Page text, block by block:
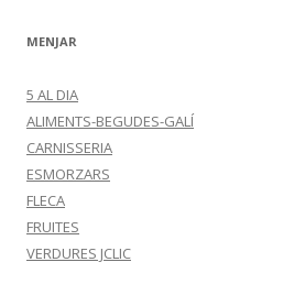
MENJAR
5 AL DIA
ALIMENTS-BEGUDES-GALÍ
CARNISSERIA
ESMORZARS
FLECA
FRUITES
VERDURES JCLIC